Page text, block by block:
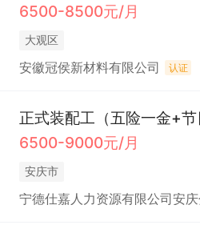
6500-8500元/月
大观区
安徽冠侯新材料有限公司 认证
正式装配工（五险一金+节
6500-9000元/月
安庆市
宁德仕嘉人力资源有限公司安庆